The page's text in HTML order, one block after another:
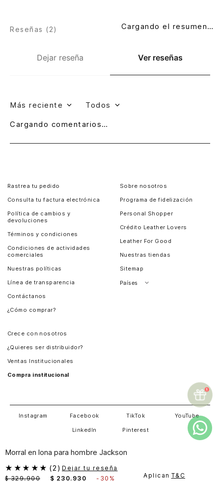
Morral en lona para hombre Jackson
★ ★ ★ ★ ★ (2 ) Dejar tu reseña
$ 329.900 $ 230. 930 - 30% Aplican T&C
Dejar reseña Ver reseñas
Reseñas (2) Cargando el resumen…
Más reciente Todos
Cargando comentarios…
Rastrea tu pedido
Consulta tu factura electrónica
Política de cambios y
devoluciones
Términos y condiciones
Condiciones de actividades
comerciales
Nuestras políticas
Línea de transparencia
Contáctanos
¿Cómo comprar?
Sobre nosotros
Programa de fidelización
Personal Shopper
Crédito Leather Lovers
Leather For Good
Nuestras tiendas
Sitemap
Países
Crece con nosotros
¿Quieres ser distribuidor?
Ventas Institucionales
Compra institucional
Instagram Facebook TikTok YouTube
LinkedIn Pinterest